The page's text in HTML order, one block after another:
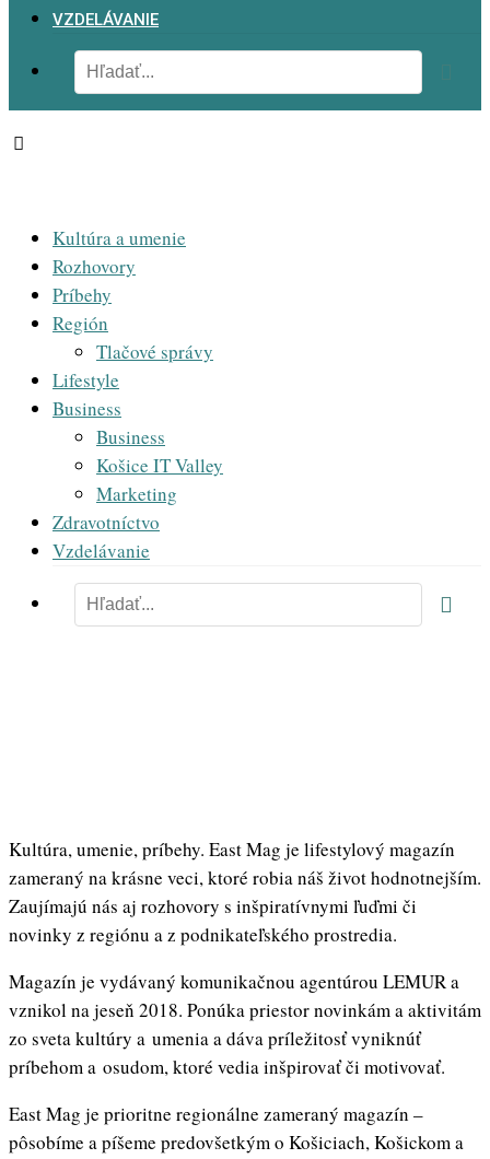
VZDELÁVANIE
Kultúra a umenie
Rozhovory
Príbehy
Región
Tlačové správy
Lifestyle
Business
Business
Košice IT Valley
Marketing
Zdravotníctvo
Vzdelávanie
Kultúra, umenie, príbehy. East Mag je lifestylový magazín
zameraný na krásne veci, ktoré robia náš život hodnotnejším.
Zaujímajú nás aj rozhovory s inšpiratívnymi ľuďmi či
novinky z regiónu a z podnikateľského prostredia.
Magazín je vydávaný komunikačnou agentúrou LEMUR a
vznikol na jeseň 2018. Ponúka priestor novinkám a aktivitám
zo sveta kultúry a umenia a dáva príležitosť vyniknúť
príbehom a osudom, ktoré vedia inšpirovať či motivovať.
East Mag je prioritne regionálne zameraný magazín –
pôsobíme a píšeme predovšetkým o Košiciach, Košickom a